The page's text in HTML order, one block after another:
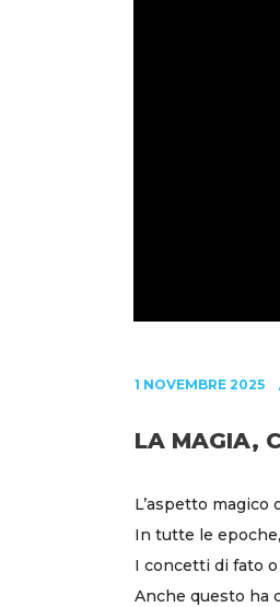
1 NOVEMBRE 2025
LA MAGIA,
L’aspetto
In tutte le
I concetti di fato
Anche questo ha